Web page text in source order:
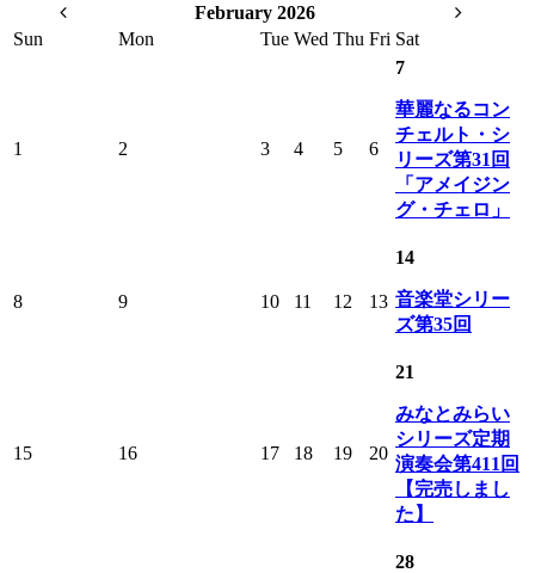
February 2026
Sun
Mon Tue Wed Thu Fri Sat
1 2 3 4 5 6
7
華麗なるコン
チェルト・シ
リーズ第31回
「アメイジン
グ・チェロ」
8 9 10 11 12 13
14
音楽堂シリー
ズ第35回
15 16 17 18 19 20
21
みなとみらい
シリーズ定期
演奏会第411回
【完売しまし
た】
28